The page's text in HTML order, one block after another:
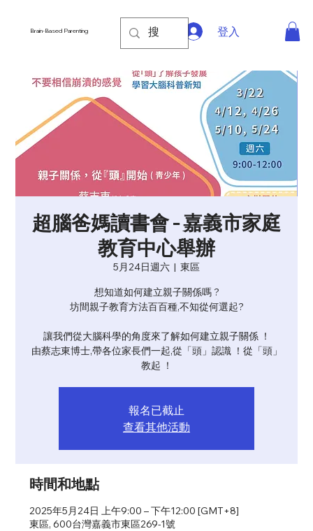
Brain-Based Parenting 登入
超腦爸媽讀書會 - 嘉義市家庭
教育中心舉辦
5月24日週六
  |
東區
想知道如何建立親子關係嗎 ?
坊間親子教育方法百百種,不知從何選起?
讓我們從大腦科學的角度來了解如何建立親子關係 ！
由蔡志東博士,帶各位家長們一起,從「頭」認識 ！從「頭」
教起 ！
報名已截止
查看其他活動
時間和地點
2025年5月24日 上午9:00 – 下午12:00 [GMT+8]
東區, 600台灣嘉義市東區269-1號